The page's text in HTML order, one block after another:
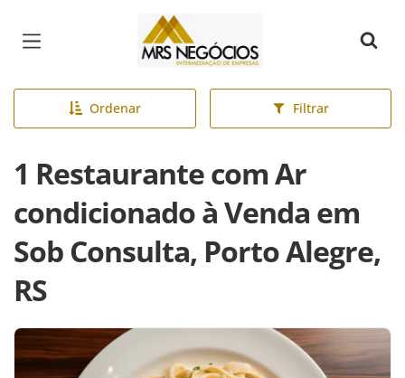
Página inicial
Ordenar Filtrar
1 Restaurante com Ar
condicionado à Venda em
Sob Consulta, Porto Alegre,
RS